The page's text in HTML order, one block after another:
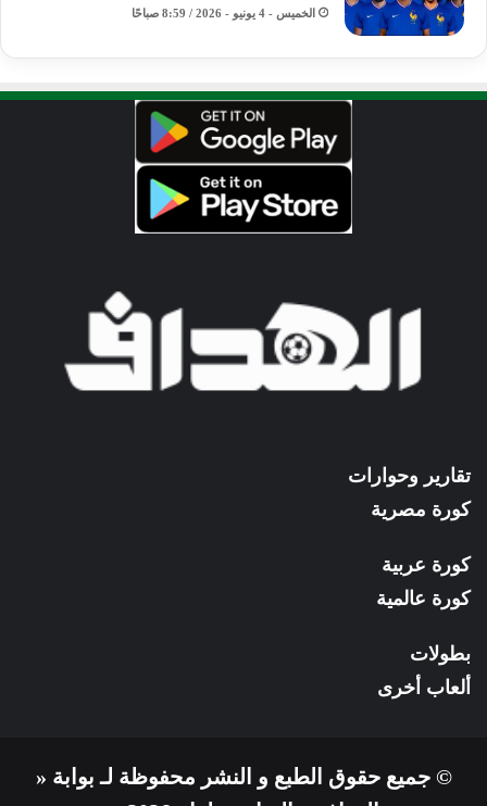
الخميس - 4 يونيو - 2026 / 8:59 صباحًا
تقارير وحوارات
كورة مصرية
كورة عربية
كورة عالمية
بطولات
ألعاب أخرى
© جميع حقوق الطبع و النشر محفوظة لـ بوابة «